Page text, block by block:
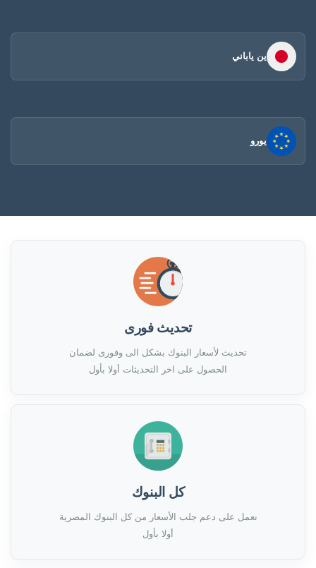
ين ياباني
يورو
تحديث فورى
تحديث لأسعار البنوك بشكل الى وفورى لضمان
الحصول على اخر التحديثات أولا بأول
كل البنوك
نعمل على دعم جلب الأسعار من كل البنوك المصرية
أولا بأول